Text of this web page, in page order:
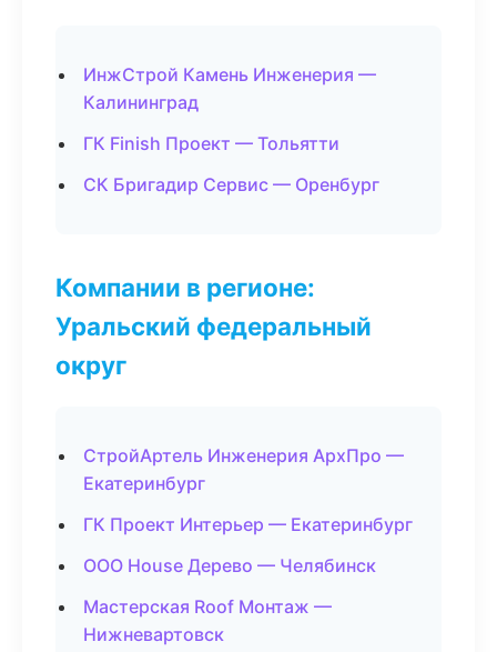
ИнжСтрой Камень Инженерия —
Калининград
ГК Finish Проект — Тольятти
СК Бригадир Сервис — Оренбург
Компании в регионе:
Уральский федеральный
округ
СтройАртель Инженерия АрхПро —
Екатеринбург
ГК Проект Интерьер — Екатеринбург
ООО House Дерево — Челябинск
Мастерская Roof Монтаж —
Нижневартовск